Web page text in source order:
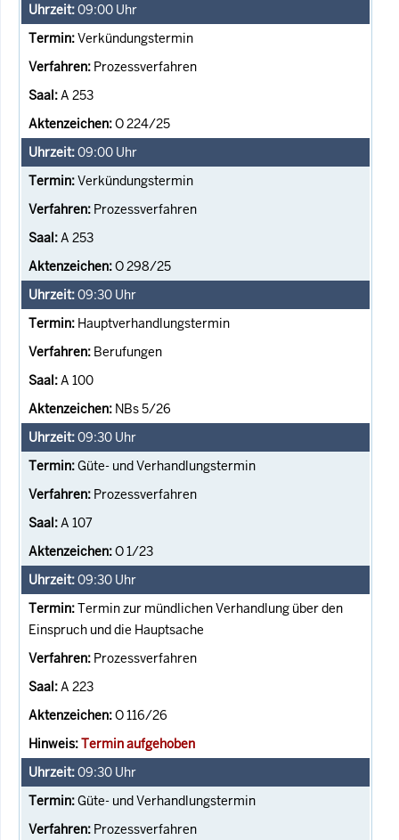
09:00 Uhr
Verkündungstermin
Prozessverfahren
A 253
O 224/25
09:00 Uhr
Verkündungstermin
Prozessverfahren
A 253
O 298/25
09:30 Uhr
Hauptverhandlungstermin
Berufungen
A 100
NBs 5/26
09:30 Uhr
Güte- und Verhandlungstermin
Prozessverfahren
A 107
O 1/23
09:30 Uhr
Termin zur mündlichen Verhandlung über den
Einspruch und die Hauptsache
Prozessverfahren
A 223
O 116/26
Termin aufgehoben
09:30 Uhr
Güte- und Verhandlungstermin
Prozessverfahren